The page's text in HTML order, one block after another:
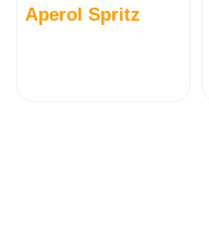
Aperol Spritz